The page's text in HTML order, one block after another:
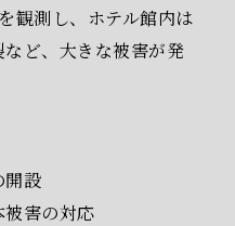
観測し、ホテル館内は
ど、大きな被害が発
開設
被害の対応